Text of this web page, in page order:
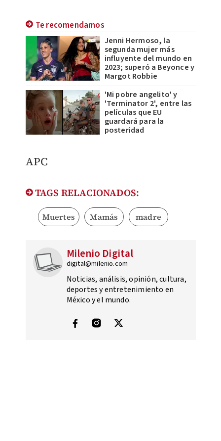
Te recomendamos
Jenni Hermoso, la
segunda mujer más
influyente del mundo en
2023; superó a Beyonce y
Margot Robbie
'Mi pobre angelito' y
'Terminator 2', entre las
películas que EU
guardará para la
posteridad
APC
TAGS RELACIONADOS:
Muertes Mamás madre
Milenio Digital
digital@milenio.com
Noticias, análisis, opinión, cultura,
deportes y entretenimiento en
México y el mundo.